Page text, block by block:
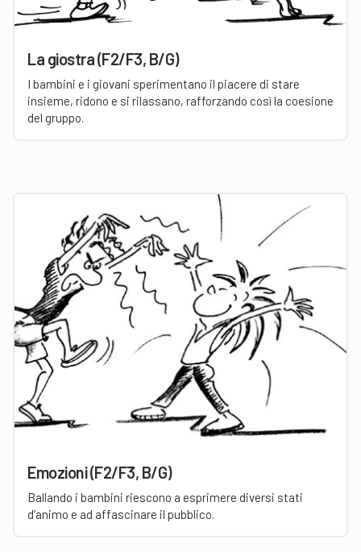
La giostra (F2/F3, B/G)
I bambini e i giovani sperimentano il piacere di stare
insieme, ridono e si rilassano, rafforzando così la coesione
del gruppo.
Emozioni (F2/F3, B/G)
Ballando i bambini riescono a esprimere diversi stati
d’animo e ad affascinare il pubblico.